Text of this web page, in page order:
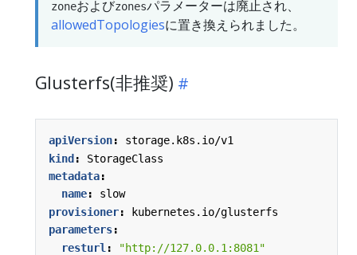
zoneおよびzonesパラメーターは廃止され、
allowedTopologiesに置き換えられました。
Glusterfs(非推奨)
apiVersion:
storage.k8s.io/v1
kind:
StorageClass
metadata:
name:
slow
provisioner:
kubernetes.io/glusterfs
parameters:
resturl :
"http://127.0.0.1:8081"